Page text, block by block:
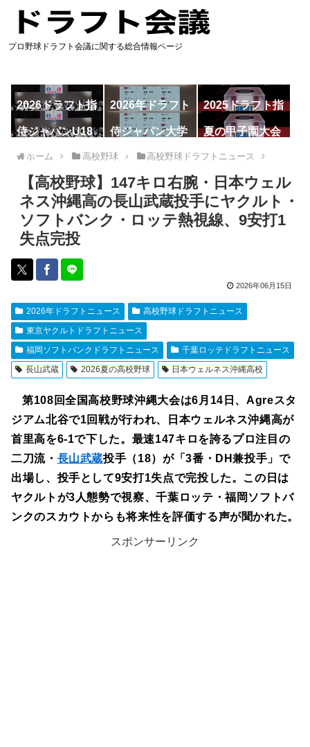
プロ野球ドラフト会議に関する総合情報ページ
2026ドラフト指
名予想
2026年ドラフト
候補
2025ドラフト指
名一覧
侍ジャパンU18
代表
侍ジャパン大学
代表
夏の甲子園大会
ホーム 高校野球 高校野球ドラフトニュース
【高校野球】147キロ右腕・日本ウェル
ネス沖縄高の長山武蔵投手にヤクルト・
ソフトバンク・ロッテ熱視線、9安打1
失点完投
2026年06月15日
2026年ドラフトニュース
高校野球ドラフトニュース
東京ヤクルトドラフトニュース
福岡ソフトバンクドラフトニュース
千葉ロッテドラフトニュース
長山武蔵
2026夏の高校野球 日本ウェルネス沖縄高校
第108回全国高校野球沖縄大会は6月14日、Agreスタ
ジアム北谷で1回戦が行われ、日本ウェルネス沖縄高が
首里高を6-1で下した。最速147キロを誇るプロ注目の
二刀流・ 長山武蔵投手（18）が「3番・DH兼投手」で
出場し、投手として9安打1失点で完投した。この日は
ヤクルトが3人態勢で視察、千葉ロッテ・福岡ソフトバ
ンクのスカウトからも将来性を評価する声が聞かれた。
スポンサーリンク